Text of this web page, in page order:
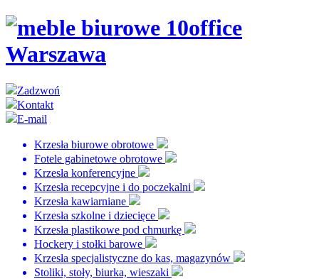
Zadzwoń
Kontakt
E-mail
Krzesła biurowe obrotowe
Fotele gabinetowe obrotowe
Krzesła konferencyjne
Krzesła recepcyjne i do poczekalni
Krzesła kawiarniane
Krzesła szkolne i dziecięce
Krzesła plastikowe pod chmurkę
Hockery i stołki barowe
Krzesła specjalistyczne do kas, magazynów
Stoliki, stoły, biurka, wieszaki